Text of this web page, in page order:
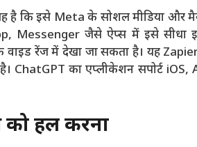
कि इसे Meta के सोशल मीडिया और
Messenger जैसे ऐप्स में इसे सीधा
रेंज में देखा जा सकता है। यह
ChatGPT का एप्लीकेशन सपोर्ट
हल करना